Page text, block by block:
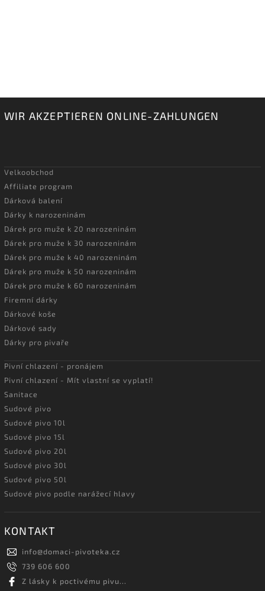
WIR AKZEPTIEREN ONLINE-ZAHLUNGEN
Velkoobchod
Affiliate program
Dárková balení
Dárky k narozeninám
Dárek pro muže k 20 narozeninám
Dárek pro muže k 30 narozeninám
Dárek pro muže k 40 narozeninám
Dárek pro muže k 50 narozeninám
Dárek pro muže k 60 narozeninám
Firemní dárky
Dárkové koše
Dárkové sady
Dárky pro pivaře
Pivní chlazení - pronájem
Pivní chlazení - Mít vlastní se vyplatí!
Sanitace
Sudové pivo
Sudové pivo 10l
Sudové pivo 15l
Sudové pivo 20l
Sudové pivo 30l
Sudové pivo 50l
Sudové pivo podle narážecí hlavy
KONTAKT
info@domaci-pivoteka.cz
739 606 600
Z lásky k poctivému pivu...